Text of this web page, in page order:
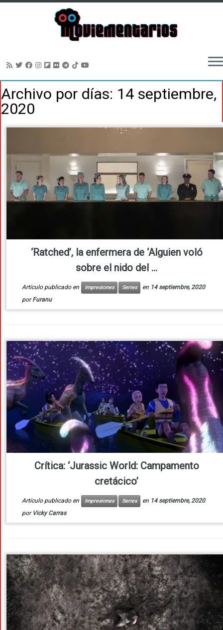
al
contenido
Archivo por días: 14 septiembre,
2020
‘Ratched’, la enfermera de ‘Alguien voló
sobre el nido del ...
Artículo publicado en Impresiones Series en 14 septiembre, 2020
porFuranu
Crítica: ‘Jurassic World: Campamento
cretácico’
Artículo publicado en Impresiones Series en 14 septiembre, 2020
por Vicky Carras